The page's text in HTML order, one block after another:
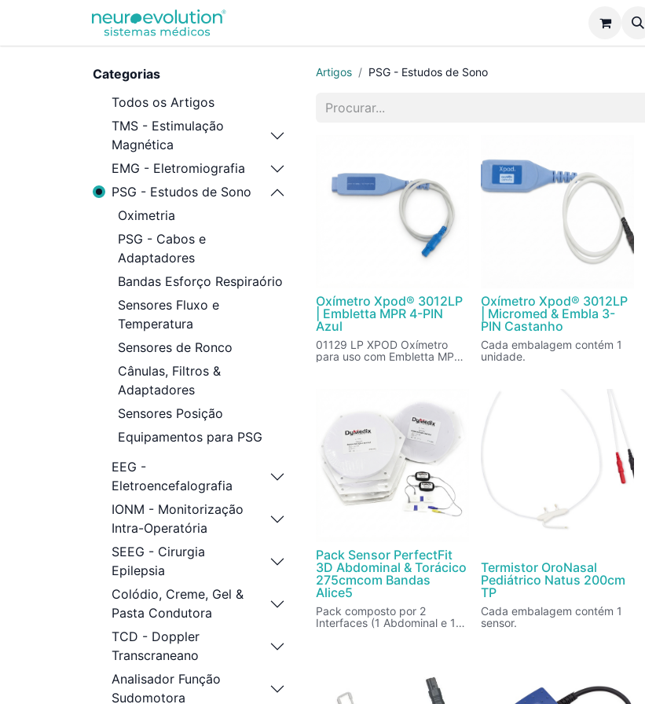
Notícias
Categorias
Todos os Artigos
TMS - Estimulação
Magnética
EMG - Eletromiografia
PSG - Estudos de Sono
Oximetria
PSG - Cabos e
Adaptadores
Bandas Esforço Respiraório
Sensores Fluxo e
Temperatura
Sensores de Ronco
Cânulas, Filtros &
Adaptadores
Sensores Posição
Equipamentos para PSG
EEG -
Eletroencefalografia
IONM - Monitorização
Intra-Operatória
SEEG - Cirurgia
Epilepsia
Colódio, Creme, Gel &
Pasta Condutora
TCD - Doppler
Transcraneano
Analisador Função
Sudomotora
Artigos PSG - Estudos de Sono
Oxímetro Xpod® 3012LP
| Embletta MPR 4-PIN
Azul
01129 LP XPOD Oxímetro
para uso com Embletta MPR.
Oxímetro Xpod® 3012LP
| Micromed & Embla 3-
PIN Castanho
Cada embalagem contém 1
unidade.
Pack Sensor PerfectFit
3D Abdominal & Torácico
275cmcom Bandas
Alice5
Pack composto por 2
Interfaces (1 Abdominal e 1
Termistor OroNasal
Pediátrico Natus 200cm
TP
Cada embalagem contém 1
sensor.